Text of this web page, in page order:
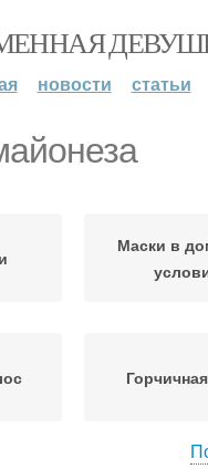
новости статьи
Маски в